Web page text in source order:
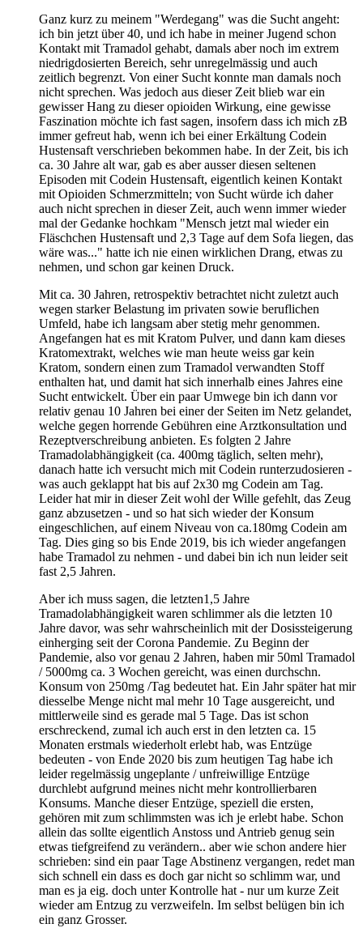
Ganz kurz zu meinem "Werdegang" was die Sucht angeht:
ich bin jetzt über 40, und ich habe in meiner Jugend schon
Kontakt mit Tramadol gehabt, damals aber noch im extrem
niedrigdosierten Bereich, sehr unregelmässig und auch
zeitlich begrenzt. Von einer Sucht konnte man damals noch
nicht sprechen. Was jedoch aus dieser Zeit blieb war ein
gewisser Hang zu dieser opioiden Wirkung, eine gewisse
Faszination möchte ich fast sagen, insofern dass ich mich zB
immer gefreut hab, wenn ich bei einer Erkältung Codein
Hustensaft verschrieben bekommen habe. In der Zeit, bis ich
ca. 30 Jahre alt war, gab es aber ausser diesen seltenen
Episoden mit Codein Hustensaft, eigentlich keinen Kontakt
mit Opioiden Schmerzmitteln; von Sucht würde ich daher
auch nicht sprechen in dieser Zeit, auch wenn immer wieder
mal der Gedanke hochkam "Mensch jetzt mal wieder ein
Fläschchen Hustensaft und 2,3 Tage auf dem Sofa liegen, das
wäre was..." hatte ich nie einen wirklichen Drang, etwas zu
nehmen, und schon gar keinen Druck.
Mit ca. 30 Jahren, retrospektiv betrachtet nicht zuletzt auch
wegen starker Belastung im privaten sowie beruflichen
Umfeld, habe ich langsam aber stetig mehr genommen.
Angefangen hat es mit Kratom Pulver, und dann kam dieses
Kratomextrakt, welches wie man heute weiss gar kein
Kratom, sondern einen zum Tramadol verwandten Stoff
enthalten hat, und damit hat sich innerhalb eines Jahres eine
Sucht entwickelt. Über ein paar Umwege bin ich dann vor
relativ genau 10 Jahren bei einer der Seiten im Netz gelandet,
welche gegen horrende Gebühren eine Arztkonsultation und
Rezeptverschreibung anbieten. Es folgten 2 Jahre
Tramadolabhängigkeit (ca. 400mg täglich, selten mehr),
danach hatte ich versucht mich mit Codein runterzudosieren -
was auch geklappt hat bis auf 2x30 mg Codein am Tag.
Leider hat mir in dieser Zeit wohl der Wille gefehlt, das Zeug
ganz abzusetzen - und so hat sich wieder der Konsum
eingeschlichen, auf einem Niveau von ca.180mg Codein am
Tag. Dies ging so bis Ende 2019, bis ich wieder angefangen
habe Tramadol zu nehmen - und dabei bin ich nun leider seit
fast 2,5 Jahren.
Aber ich muss sagen, die letzten1,5 Jahre
Tramadolabhängigkeit waren schlimmer als die letzten 10
Jahre davor, was sehr wahrscheinlich mit der Dosissteigerung
einherging seit der Corona Pandemie. Zu Beginn der
Pandemie, also vor genau 2 Jahren, haben mir 50ml Tramadol
/ 5000mg ca. 3 Wochen gereicht, was einen durchschn.
Konsum von 250mg /Tag bedeutet hat. Ein Jahr später hat mir
diesselbe Menge nicht mal mehr 10 Tage ausgereicht, und
mittlerweile sind es gerade mal 5 Tage. Das ist schon
erschreckend, zumal ich auch erst in den letzten ca. 15
Monaten erstmals wiederholt erlebt hab, was Entzüge
bedeuten - von Ende 2020 bis zum heutigen Tag habe ich
leider regelmässig ungeplante / unfreiwillige Entzüge
durchlebt aufgrund meines nicht mehr kontrollierbaren
Konsums. Manche dieser Entzüge, speziell die ersten,
gehören mit zum schlimmsten was ich je erlebt habe. Schon
allein das sollte eigentlich Anstoss und Antrieb genug sein
etwas tiefgreifend zu verändern.. aber wie schon andere hier
schrieben: sind ein paar Tage Abstinenz vergangen, redet man
sich schnell ein dass es doch gar nicht so schlimm war, und
man es ja eig. doch unter Kontrolle hat - nur um kurze Zeit
wieder am Entzug zu verzweifeln. Im selbst belügen bin ich
ein ganz Grosser.